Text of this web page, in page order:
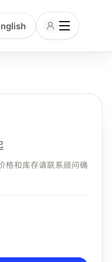
询入口，并通过小坡
格和库存请联系顾问确